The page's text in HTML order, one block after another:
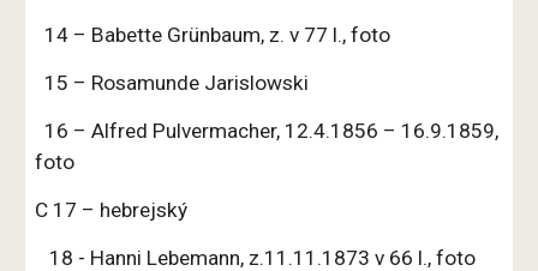
14 – Babette Grünbaum, z. v 77 l., foto
15 – Rosamunde Jarislowski
16 – Alfred Pulvermacher, 12.4.1856 – 16.9.1859,
foto
C 17 – hebrejský
18 - Hanni Lebemann, z.11.11.1873 v 66 l., foto